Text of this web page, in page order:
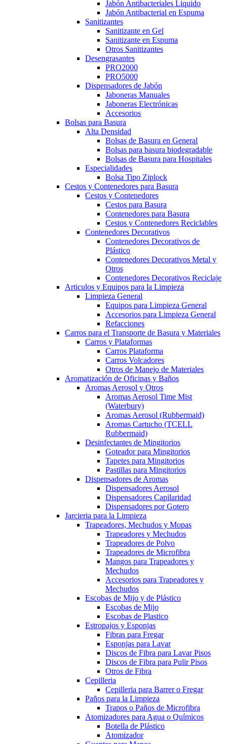
Jabón Antibacteriales Liquido
Jabón Antibacterial en Espuma
Sanitizantes
Sanitizante en Gel
Sanitizante en Espuma
Otros Sanitizantes
Desengrasantes
PRO2000
PRO5000
Dispensadores de Jabón
Jaboneras Manuales
Jaboneras Electrónicas
Accesorios
Bolsas para Basura
Alta Densidad
Bolsas de Basura en General
Bolsas para basura biodegradable
Bolsas de Basura para Hospitales
Especialidades
Bolsa Tipo Ziplock
Cestos y Contenedores para Basura
Cestos y Contenedores
Cestos para Basura
Contenedores para Basura
Cestos y Contenedores Reciclables
Contenedores Decorativos
Contenedores Decorativos de
Plástico
Contenedores Decorativos Metal y
Otros
Contenedores Decorativos Reciclaje
Articulos y Equipos para la Limpieza
Limpieza General
Equipos para Limpieza General
Accesorios para Limpieza General
Refacciones
Carros para el Transporte de Basura y Materiales
Carros y Plataformas
Carros Plataforma
Carros Volcadores
Otros de Manejo de Materiales
Aromatización de Oficinas y Baños
Aromas Aerosol y Otros
Aromas Aerosol Time Mist
(Waterbury)
Aromas Aerosol (Rubbermaid)
Aromas Cartucho (TCELL
Rubbermaid)
Desinfectantes de Mingitorios
Goteador para Mingitorios
Tapetes para Mingitorios
Pastillas para Mingitorios
Dispensadores de Aromas
Dispensadores Aerosol
Dispensadores Capilaridad
Dispensadores por Gotero
Jarcieria para la Limpieza
Trapeadores, Mechudos y Mopas
Trapeadores y Mechudos
Trapeadores de Polvo
Trapeadores de Microfibra
Mangos para Trapeadores y
Mechudos
Accesorios para Trapeadores y
Mechudos
Escobas de Mijo y de Plástico
Escobas de Mijo
Escobas de Plastico
Estropajos y Esponjas
Fibras para Fregar
Esponjas para Lavar
Discos de Fibra para Lavar Pisos
Discos de Fibra para Pulir Pisos
Otros de Fibra
Cepilleria
Cepilleria para Barrer o Fregar
Paños para la Limpieza
Trapos o Paños de Microfibra
Atomizadores para Agua o Químicos
Botella de Plástico
Atomizador